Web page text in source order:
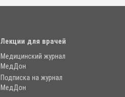
Лекции для врачей
Медицинский журнал
МедДон
Подписка на журнал
МедДон